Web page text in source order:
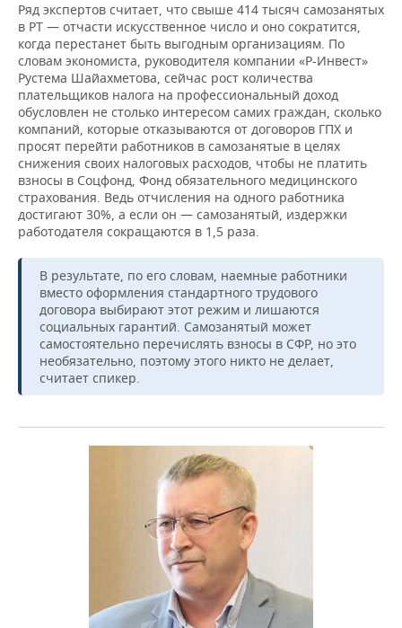
Ряд экспертов считает, что свыше 414 тысяч самозанятых
в РТ — отчасти искусственное число и оно сократится,
когда перестанет быть выгодным организациям. По
словам экономиста, руководителя компании «Р-Инвест»
Рустема Шайахметова, сейчас рост количества
плательщиков налога на профессиональный доход
обусловлен не столько интересом самих граждан, сколько
компаний, которые отказываются от договоров ГПХ и
просят перейти работников в самозанятые в целях
снижения своих налоговых расходов, чтобы не платить
взносы в Соцфонд, Фонд обязательного медицинского
страхования. Ведь отчисления на одного работника
достигают 30%, а если он — самозанятый, издержки
работодателя сокращаются в 1,5 раза.
В результате, по его словам, наемные работники
вместо оформления стандартного трудового
договора выбирают этот режим и лишаются
социальных гарантий. Самозанятый может
самостоятельно перечислять взносы в СФР, но это
необязательно, поэтому этого никто не делает,
считает спикер.